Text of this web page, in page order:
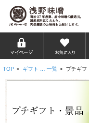
TOP > ギフト … 一覧 > プチギフ